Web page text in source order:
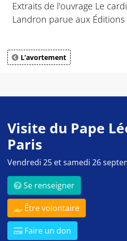
Extraits de l'ouvrage Le
Landron parue aux Éditions
L’avortement
Visite du Pape
Paris
Vendredi 25 et samedi 26
Se renseigner
Être volontaire
Faire un don